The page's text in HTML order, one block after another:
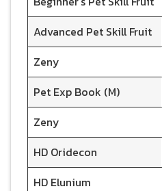
Advanced Pet Skill Fruit
Zeny
Pet Exp Book (M)
Zeny
HD Oridecon
HD Elunium